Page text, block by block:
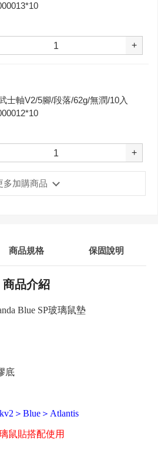
+
士軸V2/5腳/段落/62g/無潤/10入
+
多加購商品
商品規格 保固說明
商品介紹
Blue SP玻璃鼠墊
底
＞Blue＞Atlantis
鼠貼搭配使用